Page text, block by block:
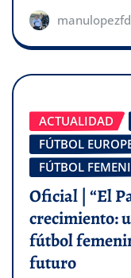
ACTUALIDAD
FÚTBOL
FÚTBOL
Oficial | “El
crecimiento:
fútbol
futuro